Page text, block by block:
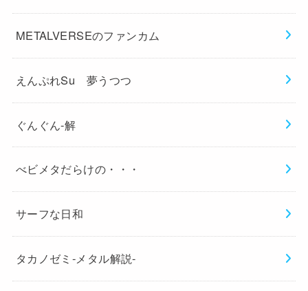
METALVERSEのファンカム
えんぷれSu 夢うつつ
ぐんぐん-解
べビメタだらけの・・・
サーフな日和
タカノゼミ-メタル解説-